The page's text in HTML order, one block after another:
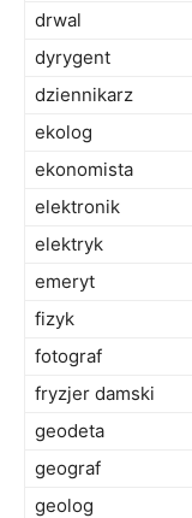
drwal
dyrygent
dziennikarz
ekolog
ekonomista
elektronik
elektryk
emeryt
fizyk
fotograf
fryzjer damski
geodeta
geograf
geolog